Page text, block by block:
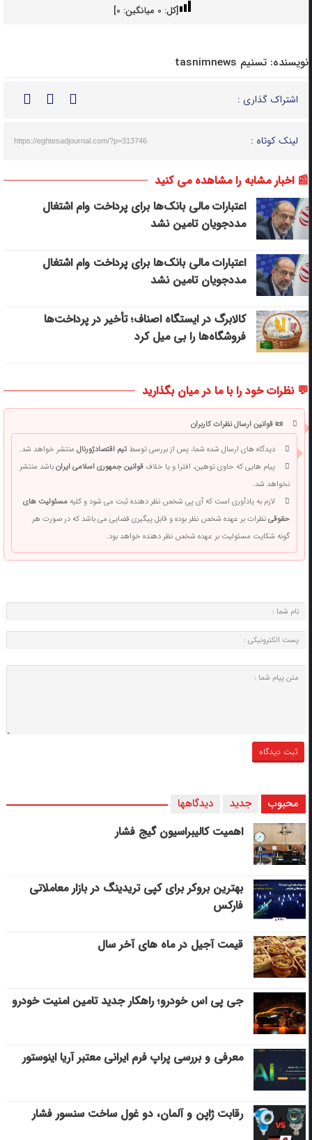
[کل: 0میانگین: 0
]
نویسنده: تسنیم tasnimnews
اشتراک گذاری :
لینک کوتاه : https://eghtesadjournal.com/?p=313746
📰 اخبار مشابه را مشاهده می کنید
اعتبارات مالی بانک‌ها برای پرداخت وام اشتغال
مددجویان تامین نشد
اعتبارات مالی بانک‌ها برای پرداخت وام اشتغال
مددجویان تامین نشد
کالابرگ در ایستگاه اصناف؛ تأخیر در پرداخت‌ها
فروشگاه‌ها را بی میل کرد
💬 نظرات خود را با ما در میان بگذارید
📜 قوانین ارسال نظرات کاربران
دیدگاه های ارسال شده شما، پس از بررسی توسطتیم اقتصادژورنالمنتشر خواهد شد.
پیام هایی که حاوی توهین، افترا و یا خلافقوانین جمهوری اسلامی ایرانباشد منتشر
نخواهد شد.
لازم به یادآوری است که آی پی شخص نظر دهنده ثبت می شود و کلیهمسئولیت های
حقوقینظرات بر عهده شخص نظر بوده و قابل پیگیری قضایی می باشد که در صورت هر
گونه شکایت مسئولیت بر عهده شخص نظر دهنده خواهد بود.
محبوب جدید دیدگاهها
اهمیت کالیبراسیون گیج فشار
بهترین بروکر برای کپی‌ تریدینگ در بازار معاملاتی
فارکس
قیمت آجیل در ماه های آخر سال
جی پی اس خودرو؛ راهکار جدید تامین امنیت خودرو
معرفی و بررسی پراپ فرم ایرانی معتبر آریا اینوستور
رقابت ژاپن و آلمان، دو غول ساخت سنسور فشار